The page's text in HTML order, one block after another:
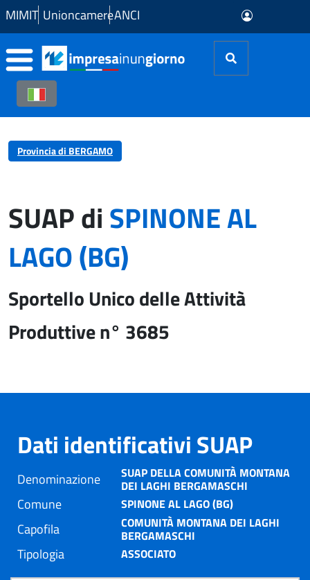
Skip to Main Content
MIMIT UnioncamereANCI
Provincia di BERGAMO
SUAP diSPINONE AL
LAGO (BG)
Sportello Unico delle Attività
Produttive n° 3685
Dati identificativi SUAP
Denominazione SUAP DELLA COMUNITÀ MONTANA
DEI LAGHI BERGAMASCHI
Comune SPINONE AL LAGO (BG)
Capofila COMUNITÀ MONTANA DEI LAGHI
BERGAMASCHI
Tipologia ASSOCIATO